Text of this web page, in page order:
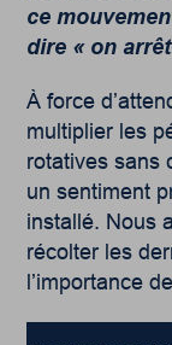
ce
dire « on
À force
multiplier les
rotatives sans
un sentiment
installé. Nous
récolter les
l’importance